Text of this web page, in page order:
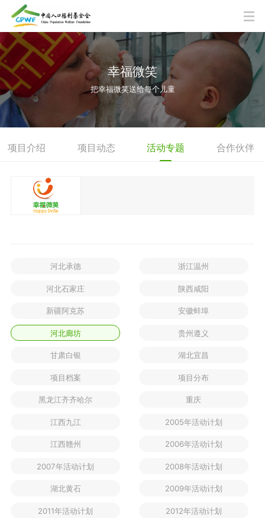
幸福微笑
把幸福微笑送给每个儿童
项目介绍 项目动态 活动专题 合作伙伴
河北承德 浙江温州
河北石家庄 陕西咸阳
新疆阿克苏 安徽蚌埠
河北廊坊 贵州遵义
甘肃白银 湖北宜昌
项目档案 项目分布
黑龙江齐齐哈尔 重庆
江西九江 2005年活动计划
江西赣州 2006年活动计划
2007年活动计划 2008年活动计划
湖北黄石 2009年活动计划
2011年活动计划 2012年活动计划